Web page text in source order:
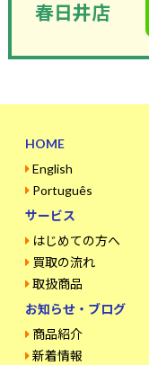
春日井店
HOME
English
Português
サービス
はじめての方へ
買取の流れ
取扱商品
お知らせ・ブログ
商品紹介
新着情報